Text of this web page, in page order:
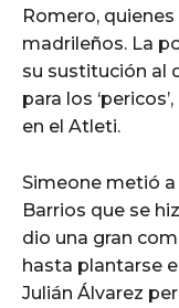
Romero,
madrileños. La
su sustitución al
para los
en el Atleti.
Simeone metió a
Barrios que se
dio una gran
hasta plantarse
Julián Álvarez